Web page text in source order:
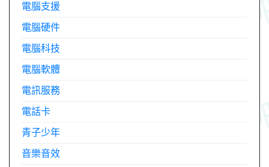
電腦支援
電腦硬件
電腦科技
電腦軟體
電訊服務
電話卡
青子少年
音樂音效